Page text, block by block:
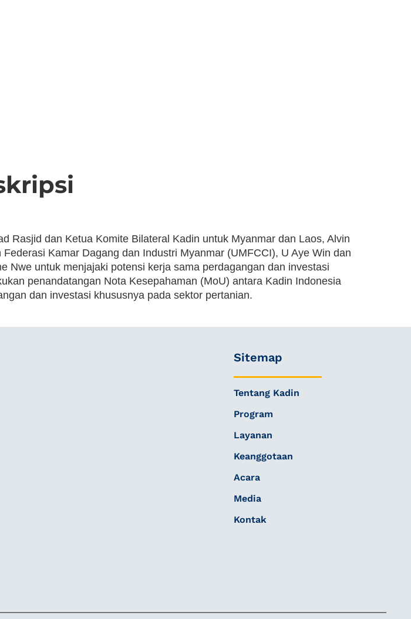
Rasjid dan Ketua Komite Bilateral Kadin untuk Myanmar dan Laos, Alvin
Kamar Dagang dan Industri Myanmar (UMFCCI), U Aye Win dan
Nwe untuk menjajaki potensi kerja sama perdagangan dan investasi
penandatangan Nota Kesepahaman (MoU) antara Kadin Indonesia
dan investasi khususnya pada sektor pertanian.
Sitemap
Tentang Kadin
Program
Layanan
Keanggotaan
Acara
Media
Kontak